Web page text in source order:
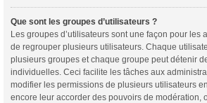
Que sont les groupes d’utilisateurs ?
Les groupes d’utilisateurs sont une façon pour les
de regrouper plusieurs utilisateurs. Chaque
plusieurs groupes et chaque groupe peut détenir
individuelles. Ceci facilite les tâches aux
modifier les permissions de plusieurs utilisateurs
encore leur accorder des pouvoirs de modération,